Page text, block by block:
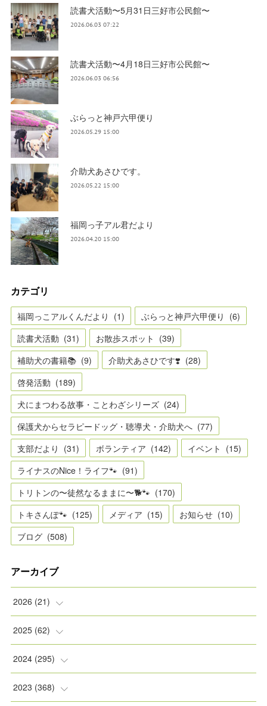
読書犬活動〜5月31日三好市公民館〜
2026.06.03 07:22
読書犬活動〜4月18日三好市公民館〜
2026.06.03 06:56
ぶらっと神戸六甲便り
2026.05.29 15:00
介助犬あさひです。
2026.05.22 15:00
福岡っ子アル君だより
2026.04.20 15:00
カテゴリ
福岡っこアルくんだより (1) ぶらっと神戸六甲便り (6)
読書犬活動 (31) お散歩スポット (39)
補助犬の書籍📚 (9) 介助犬あさひです❣️ (28)
啓発活動 (189)
犬にまつわる故事・ことわざシリーズ (24)
保護犬からセラピードッグ・聴導犬・介助犬へ (77)
支部だより (31) ボランティア (142) イベント (15)
ライナスのNice！ライフ🐾 (91)
トリトンの〜徒然なるままに〜🐕🐾 (170)
トキさんぽ🐾 (125) メディア (15) お知らせ (10)
ブログ (508)
アーカイブ
2026 (21)
(2)
(2)
(2)
2025 (62)
(8)
(5)
2024 (295)
(8)
2023 (368)